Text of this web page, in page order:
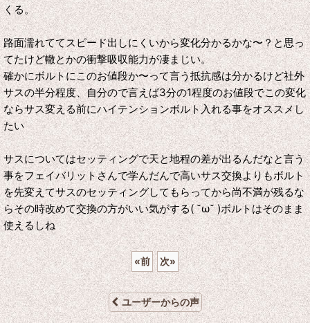
くる。
路面濡れててスピード出しにくいから変化分かるかな〜？と思っ
てたけど轍とかの衝撃吸収能力が凄まじい。
確かにボルトにこのお値段か〜って言う抵抗感は分かるけど社外
サスの半分程度、自分ので言えば3分の1程度のお値段でこの変化
ならサス変える前にハイテンションボルト入れる事をオススメし
たい
サスについてはセッティングで天と地程の差が出るんだなと言う
事をフェイバリットさんで学んだんで高いサス交換よりもボルト
を先変えてサスのセッティングしてもらってから尚不満が残るな
らその時改めて交換の方がいい気がする( ˘ω˘ )ボルトはそのまま
使えるしね
«前 次»
ユーザーからの声